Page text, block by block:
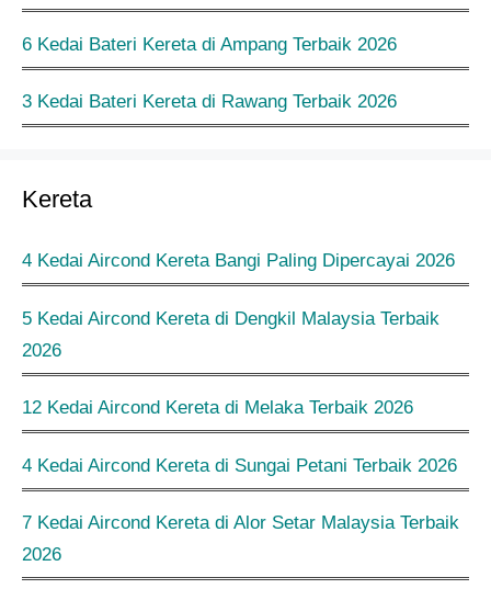
6 Kedai Bateri Kereta di Ampang Terbaik 2026
3 Kedai Bateri Kereta di Rawang Terbaik 2026
Kereta
4 Kedai Aircond Kereta Bangi Paling Dipercayai 2026
5 Kedai Aircond Kereta di Dengkil Malaysia Terbaik
2026
12 Kedai Aircond Kereta di Melaka Terbaik 2026
4 Kedai Aircond Kereta di Sungai Petani Terbaik 2026
7 Kedai Aircond Kereta di Alor Setar Malaysia Terbaik
2026